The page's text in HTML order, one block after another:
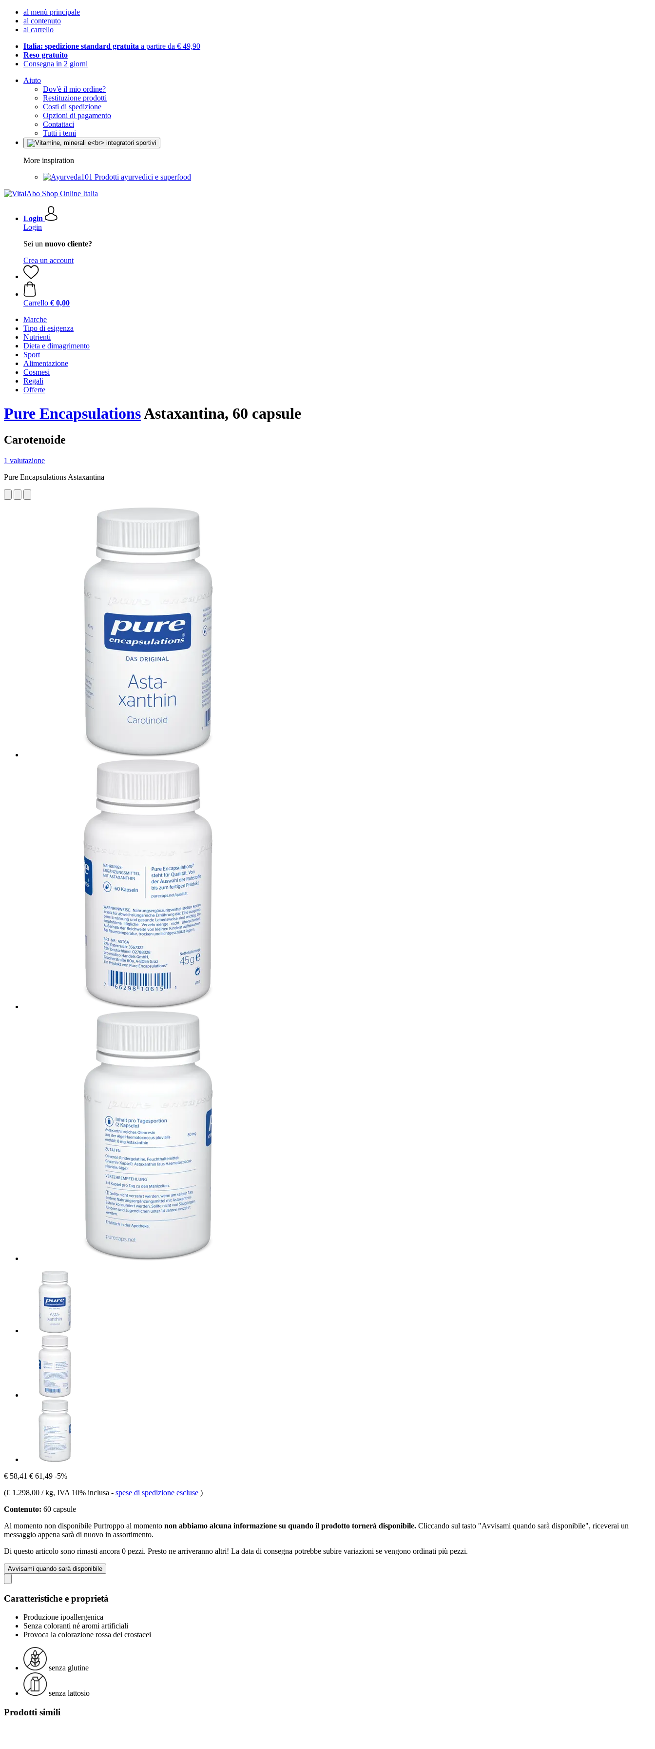
al menù principale
al contenuto
al carrello
Italia: spedizione standard gratuita a partire da € 49,90
Reso gratuito
Consegna in 2 giorni
Aiuto
Dov'è il mio ordine?
Restituzione prodotti
Costi di spedizione
Opzioni di pagamento
Contattaci
Tutti i temi
More inspiration
Prodotti ayurvedici e superfood
Login
Login
Sei un nuovo cliente?
Crea un account
Carrello € 0,00
Marche
Tipo di esigenza
Nutrienti
Dieta e dimagrimento
Sport
Alimentazione
Cosmesi
Regali
Offerte
Pure EncapsulationsAstaxantina, 60 capsule
Carotenoide
1 valutazione
Pure Encapsulations Astaxantina
€ 58,41 € 61,49 -5%
(€ 1.298,00 / kg, IVA 10% inclusa - spese di spedizione escluse )
Contenuto: 60 capsule
Al momento non disponibile Purtroppo al momento non abbiamo alcuna informazione su quando il prodotto tornerà disponibile. Cliccando sul tasto "Avvisami quando sarà disponibile", riceverai un
messaggio appena sarà di nuovo in assortimento.
Di questo articolo sono rimasti ancora 0 pezzi. Presto ne arriveranno altri! La data di consegna potrebbe subire variazioni se vengono ordinati più pezzi.
Avvisami quando sarà disponibile
Caratteristiche e proprietà
Produzione ipoallergenica
Senza coloranti né aromi artificiali
Provoca la colorazione rossa dei crostacei
senza glutine
senza lattosio
Prodotti simili